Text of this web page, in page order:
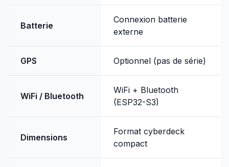
Batterie
Connexion batterie
externe
GPS Optionnel (pas de série)
WiFi / Bluetooth
WiFi + Bluetooth
(ESP32-S3)
Dimensions
Format cyberdeck
compact